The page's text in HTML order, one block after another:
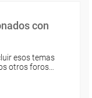
con
esos temas
otros foros…